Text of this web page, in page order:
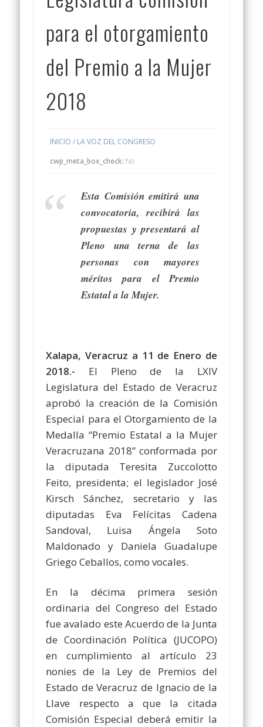
para el otorgamiento
del Premio a la Mujer
2018
INICIO / LA VOZ DEL CONGRESO
cwp_meta_box_check: No
Esta Comisión emitirá una
convocatoria, recibirá las
propuestas y presentará al
Pleno una terna de las
personas con mayores
méritos para el Premio
Estatal a la Mujer.
Xalapa, Veracruz a 11 de Enero de
2018.- El Pleno de la LXIV
Legislatura del Estado de Veracruz
aprobó la creación de la Comisión
Especial para el Otorgamiento de la
Medalla “Premio Estatal a la Mujer
Veracruzana 2018” conformada por
la diputada Teresita Zuccolotto
Feito, presidenta; el legislador José
Kirsch Sánchez, secretario y las
diputadas Eva Felícitas Cadena
Sandoval, Luisa Ángela Soto
Maldonado y Daniela Guadalupe
Griego Ceballos, como vocales.
En la décima primera sesión
ordinaria del Congreso del Estado
fue avalado este Acuerdo de la Junta
de Coordinación Política (JUCOPO)
en cumplimiento al artículo 23
nonies de la Ley de Premios del
Estado de Veracruz de Ignacio de la
Llave respecto a que la citada
Comisión Especial deberá emitir la